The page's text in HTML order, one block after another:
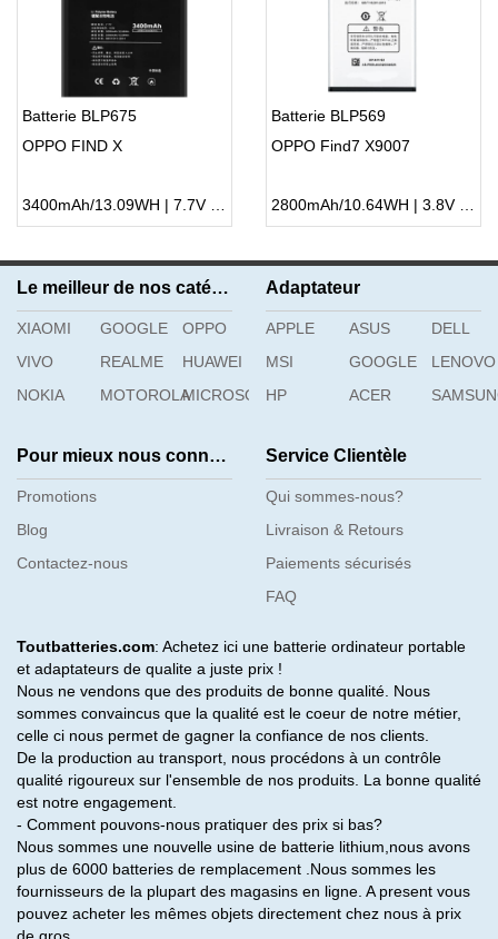
Batterie BLP675
OPPO FIND X
3400mAh/13.09WH | 7.7V | Li-ion ...
Batterie BLP569
OPPO Find7 X9007
2800mAh/10.64WH | 3.8V | Li-ion ...
Le meilleur de nos catégories
XIAOMI GOOGLE
OPPO
VIVO
REALME
HUAWEI
NOKIA
MOTOROLAMICROSOFT
Adaptateur
APPLE ASUS
DELL
MSI
GOOGLE
LENOVO
HP
ACER
Pour mieux nous connaître
Promotions
Blog
Contactez-nous
Service Clientèle
Qui sommes-nous?
Livraison & Retours
Paiements sécurisés
FAQ
Toutbatteries.com: Achetez ici une batterie ordinateur portable
et adaptateurs de qualite a juste prix !
Nous ne vendons que des produits de bonne qualité. Nous
sommes convaincus que la qualité est le coeur de notre métier,
celle ci nous permet de gagner la confiance de nos clients.
De la production au transport, nous procédons à un contrôle
qualité rigoureux sur l'ensemble de nos produits. La bonne qualité
est notre engagement.
- Comment pouvons-nous pratiquer des prix si bas?
Nous sommes une nouvelle usine de batterie lithium,nous avons
plus de 6000 batteries de remplacement .Nous sommes les
fournisseurs de la plupart des magasins en ligne. A present vous
pouvez acheter les mêmes objets directement chez nous à prix